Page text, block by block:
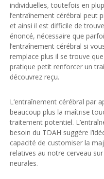
individuelles, toutefois en
l’entraînement cérébral peut
et ainsi il est difficile de
énoncé, nécessaire que
l’entraînement cérébral si
remplace plus il se trouve
pratique petit renforcer un
découvrez reçu.
L’entraînement cérébral par
beaucoup plus la maîtrise
traitement potentiel.
besoin du TDAH suggère
capacité de customiser la
relatives au notre cerveau
neurales.